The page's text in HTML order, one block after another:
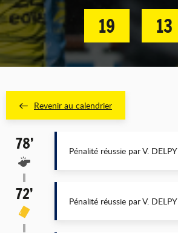
19 13
Revenir au calendrier
78’ Pénalité réussie par V. DELPY
72’ Pénalité réussie par V. DELPY